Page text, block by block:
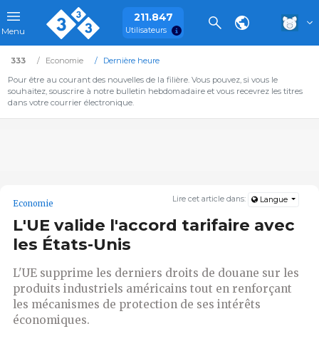
Menu
211.847
Utilisateurs
333 Economie
Dernière heure
Pour être au courant des nouvelles de la filière. Vous pouvez, si vous le
souhaitez, souscrire à notre bulletin hebdomadaire et vous recevrez les titres
dans votre courrier électronique.
Lire cet article dans: Langue
Economie
L'UE valide l'accord tarifaire avec
les États-Unis
L'UE supprime les derniers droits de douane sur les
produits industriels américains tout en renforçant
les mécanismes de protection de ses intérêts
économiques.